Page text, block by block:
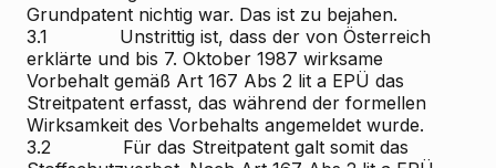
Grundpatent nichtig war. Das ist zu bejahen.
3.1 Unstrittig ist, dass der von Österreich
erklärte und bis 7. Oktober 1987 wirksame
Vorbehalt gemäß Art 167 Abs 2 lit a EPÜ das
Streitpatent erfasst, das während der formellen
Wirksamkeit des Vorbehalts angemeldet wurde.
3.2 Für das Streitpatent galt somit das